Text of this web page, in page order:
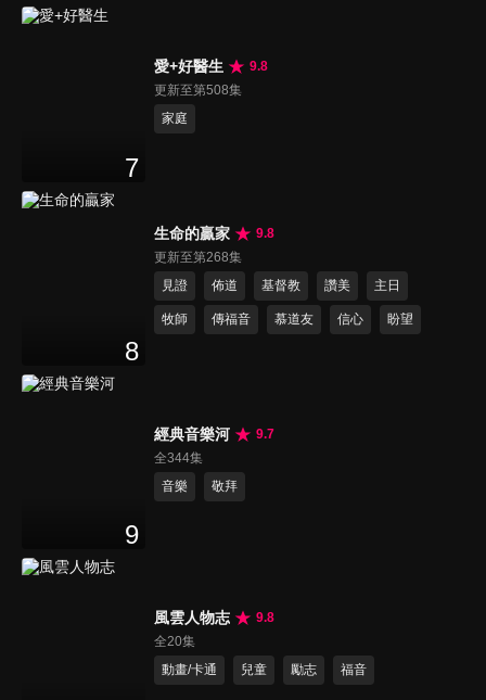
7
愛+好醫生
9.8
更新至第508集
家庭
8
生命的贏家
9.8
更新至第268集
見證
佈道 基督教 讚美 主日
牧師 傳福音 慕道友 信心 盼望
9
經典音樂河
9.7
全344集
音樂
敬拜
風雲人物志
9.8
全20集
動畫/卡通
兒童 勵志 福音